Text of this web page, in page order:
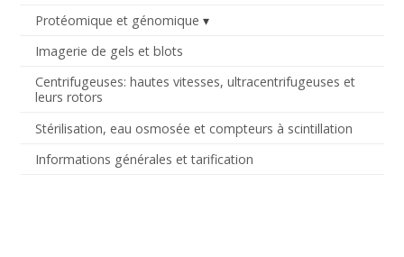
Protéomique et génomique
Imagerie de gels et blots
Centrifugeuses: hautes vitesses, ultracentrifugeuses et
leurs rotors
Stérilisation, eau osmosée et compteurs à scintillation
Informations générales et tarification